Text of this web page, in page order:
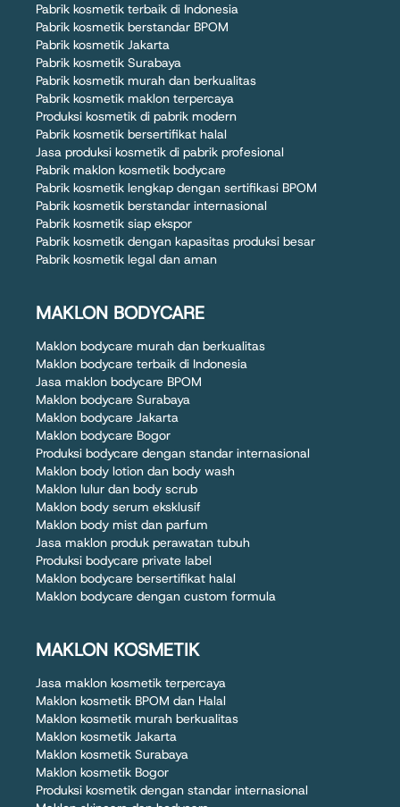
Pabrik kosmetik terbaik di Indonesia
Pabrik kosmetik berstandar BPOM
Pabrik kosmetik Jakarta
Pabrik kosmetik Surabaya
Pabrik kosmetik murah dan berkualitas
Pabrik kosmetik maklon terpercaya
Produksi kosmetik di pabrik modern
Pabrik kosmetik bersertifikat halal
Jasa produksi kosmetik di pabrik profesional
Pabrik maklon kosmetik bodycare
Pabrik kosmetik lengkap dengan sertifikasi BPOM
Pabrik kosmetik berstandar internasional
Pabrik kosmetik siap ekspor
Pabrik kosmetik dengan kapasitas produksi besar
Pabrik kosmetik legal dan aman
MAKLON BODYCARE
Maklon bodycare murah dan berkualitas
Maklon bodycare terbaik di Indonesia
Jasa maklon bodycare BPOM
Maklon bodycare Surabaya
Maklon bodycare Jakarta
Maklon bodycare Bogor
Produksi bodycare dengan standar internasional
Maklon body lotion dan body wash
Maklon lulur dan body scrub
Maklon body serum eksklusif
Maklon body mist dan parfum
Jasa maklon produk perawatan tubuh
Produksi bodycare private label
Maklon bodycare bersertifikat halal
Maklon bodycare dengan custom formula
MAKLON KOSMETIK
Jasa maklon kosmetik terpercaya
Maklon kosmetik BPOM dan Halal
Maklon kosmetik murah berkualitas
Maklon kosmetik Jakarta
Maklon kosmetik Surabaya
Maklon kosmetik Bogor
Produksi kosmetik dengan standar internasional